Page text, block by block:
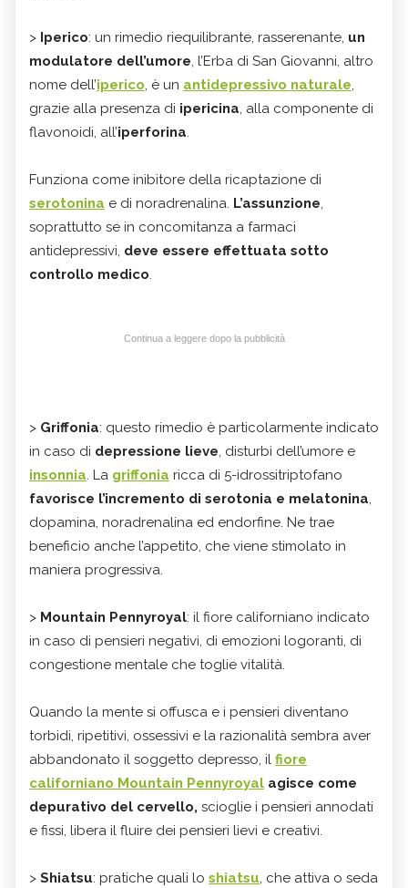
> Iperico: un rimedio riequilibrante, rasserenante, un
modulatore dell’umore, l’Erba di San Giovanni, altro
nome dell’iperico, è un antidepressivo naturale,
grazie alla presenza di ipericina, alla componente di
flavonoidi, all’iperforina.
Funziona come inibitore della ricaptazione di
serotonina e di noradrenalina. L’assunzione,
soprattutto se in concomitanza a farmaci
antidepressivi, deve essere effettuata sotto
controllo medico.
Continua a leggere dopo la pubblicità
> Griffonia: questo rimedio è particolarmente indicato
in caso di depressione lieve, disturbi dell’umore e
insonnia. La griffonia ricca di 5-idrossitriptofano
favorisce l’incremento di serotonia e melatonina,
dopamina, noradrenalina ed endorfine. Ne trae
beneficio anche l’appetito, che viene stimolato in
maniera progressiva.
> Mountain Pennyroyal: il fiore californiano indicato
in caso di pensieri negativi, di emozioni logoranti, di
congestione mentale che toglie vitalità.
Quando la mente si offusca e i pensieri diventano
torbidi, ripetitivi, ossessivi e la razionalità sembra aver
abbandonato il soggetto depresso, il fiore
californiano Mountain Pennyroyal agisce come
depurativo del cervello, scioglie i pensieri annodati
e fissi, libera il fluire dei pensieri lievi e creativi.
> Shiatsu: pratiche quali lo shiatsu, che attiva o seda